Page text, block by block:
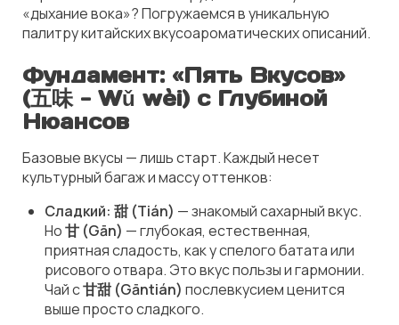
«дыхание вока»? Погружаемся в уникальную
палитру китайских вкусоароматических описаний.
Фундамент: «Пять Вкусов»
(五味 - Wǔ wèi) с Глубиной
Нюансов
Базовые вкусы — лишь старт. Каждый несет
культурный багаж и массу оттенков:
Сладкий: 甜 (Tián) — знакомый сахарный вкус.
Но甘 (Gān) —глубокая, естественная,
приятнаясладость, как у спелого батата или
рисового отвара. Это вкуспользыигармонии.
Чай с甘甜 (Gāntián) послевкусием ценится
выше просто сладкого.